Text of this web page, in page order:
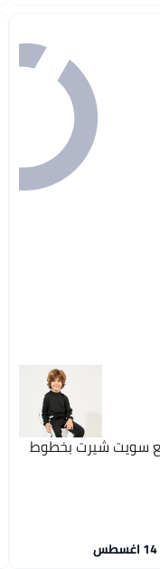
سويت شيرت بخطوط